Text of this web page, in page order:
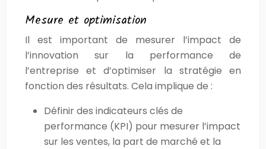
Mesure et optimisation
Il est important de mesurer l’impact de
l’innovation sur la performance de
l’entreprise et d’optimiser la stratégie en
fonction des résultats. Cela implique de :
Définir des indicateurs clés de
performance (KPI) pour mesurer l’impact
sur les ventes, la part de marché et la